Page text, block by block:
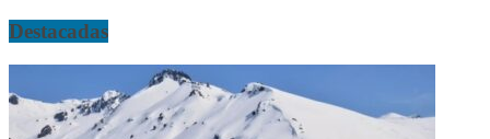
Destacadas